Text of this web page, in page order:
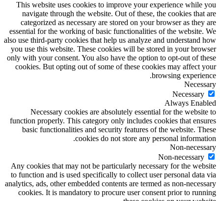
This website uses cookies to improve your experience while you
navigate through the website. Out of these, the cookies that are
categorized as necessary are stored on your browser as they are
essential for the working of basic functionalities of the website. We
also use third-party cookies that help us analyze and understand how
you use this website. These cookies will be stored in your browser
only with your consent. You also have the option to opt-out of these
cookies. But opting out of some of these cookies may affect your
browsing experience.
Necessary
Necessary
Always Enabled
Necessary cookies are absolutely essential for the website to
function properly. This category only includes cookies that ensures
basic functionalities and security features of the website. These
cookies do not store any personal information.
Non-necessary
Non-necessary
Any cookies that may not be particularly necessary for the website
to function and is used specifically to collect user personal data via
analytics, ads, other embedded contents are termed as non-necessary
cookies. It is mandatory to procure user consent prior to running